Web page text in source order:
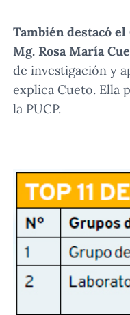
También destacó
Mg. Rosa María
de investigación y
explica Cueto. Ella
la PUCP.